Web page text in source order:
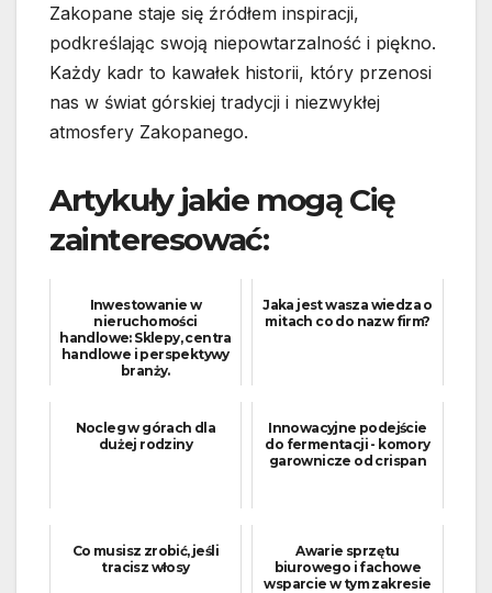
Zakopane staje się źródłem inspiracji,
podkreślając swoją niepowtarzalność i piękno.
Każdy kadr to kawałek historii, który przenosi
nas w świat górskiej tradycji i niezwykłej
atmosfery Zakopanego.
Artykuły jakie mogą Cię
zainteresować:
Inwestowanie w
nieruchomości
handlowe: Sklepy, centra
handlowe i perspektywy
branży.
Jaka jest wasza wiedza o
mitach co do nazw firm?
Nocleg w górach dla
dużej rodziny
Innowacyjne podejście
do fermentacji - komory
garownicze od crispan
Co musisz zrobić, jeśli
tracisz włosy
Awarie sprzętu
biurowego i fachowe
wsparcie w tym zakresie